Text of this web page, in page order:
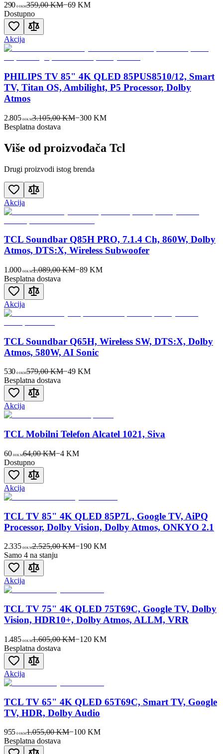
290 00KM359,00 KM−69 KM
Dostupno
Akcija
PHILIPS TV 85" 4K QLED 85PUS8510/12, Smart
TV, Titan OS, Ambilight, P5 Processor, Dolby
Atmos
2.805 00KM3.105,00 KM−300KM
Besplatna dostava
Više od proizvođača Tcl
Drugi proizvodi istog brenda
Akcija
TCL Soundbar Q85H PRO, 7.1.4 Ch, 860W, Dolby
Atmos, DTS:X, Wireless Subwoofer
1.000 00KM1.089,00 KM−89KM
Besplatna dostava
Akcija
TCL Soundbar Q65H, Wireless SW, DTS:X, Dolby
Atmos, 580W, AI Sonic
530 00KM579,00 KM−49 KM
Besplatna dostava
Akcija
TCL Mobilni Telefon Alcatel 1021, Siva
60 00KM64,00 KM−4KM
Dostupno
Akcija
TCL TV 85" 4K QLED 85P7L, Google TV, AiPQ
Processor, Dolby Vision, Dolby Atmos, ONKYO 2.1
2.335 00KM2.525,00 KM−190KM
Samo 4 na stanju
Akcija
TCL TV 75" 4K QLED 75T69C, Google TV, Dolby
Vision, HDR10+, Dolby Atmos, ALLM, VRR
1.485 00KM1.605,00 KM−120KM
Besplatna dostava
Akcija
TCL TV 65" 4K QLED 65T69C, Smart TV, Google
TV, HDR, Dolby Audio
955 00KM1.055,00 KM−100 KM
Besplatna dostava